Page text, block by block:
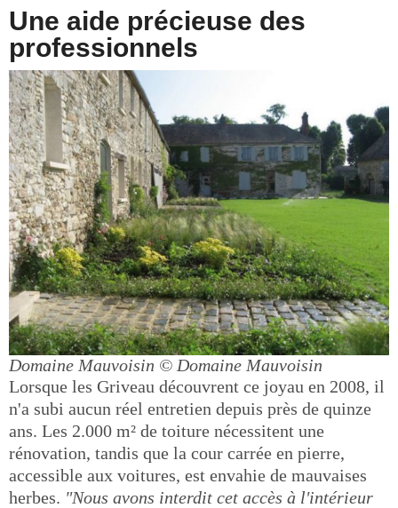
Une aide précieuse des
professionnels
Domaine Mauvoisin © Domaine Mauvoisin
Lorsque les Griveau découvrent ce joyau en 2008, il
n'a subi aucun réel entretien depuis près de quinze
ans. Les 2.000 m² de toiture nécessitent une
rénovation, tandis que la cour carrée en pierre,
accessible aux voitures, est envahie de mauvaises
herbes. "Nous avons interdit cet accès à l'intérieur